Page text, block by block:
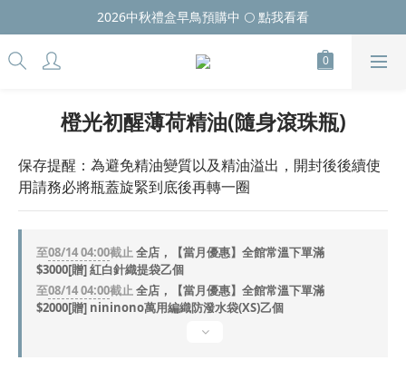
2026中秋禮盒早鳥預購中 🌕 點我看看
橙光初醒薄荷精油(隨身滾珠瓶)
保存提醒：為避免精油變質以及精油溢出，開封後後續使
用請務必將瓶蓋旋緊到底後再轉一圈
至08/14 04:00截止全店，【當月優惠】全館常溫下單滿
$3000[贈] 紅白針織提袋乙個
至08/14 04:00截止全店，【當月優惠】全館常溫下單滿
$2000[贈] nininono萬用編織防潑水袋(XS)乙個